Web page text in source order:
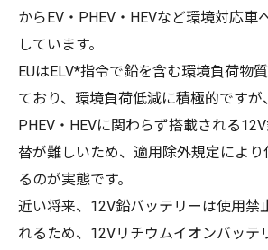
からEV・PHEV・HEVなど環境対応車
しています。
EUはELV*指令で鉛を含む環境負荷物
ており、環境負荷低減に積極的ですが
PHEV・HEVに関わらず搭載される
替が難しいため、適用除外規定によ
るのが実態です。
近い将来、12V鉛バッテリーは使用禁
れるため、12Vリチウムイオンバッテ